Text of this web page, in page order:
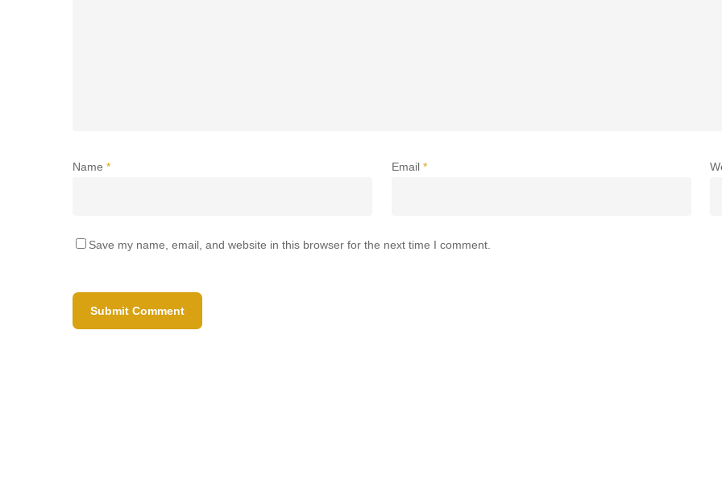
Name * Email *
Save my name, email, and website in this browser for the next time I comment.